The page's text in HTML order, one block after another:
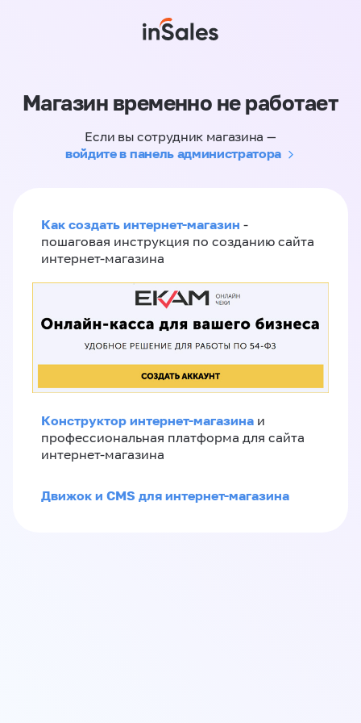
Магазин временно не работает
Если вы сотрудник магазина —
войдите в панель администратора
Как создать интернет-магазин -
пошаговая инструкция по созданию сайта
интернет-магазина
Конструктор интернет-магазина и
профессиональная платформа для сайта
интернет-магазина
Движок и CMS для интернет-магазина